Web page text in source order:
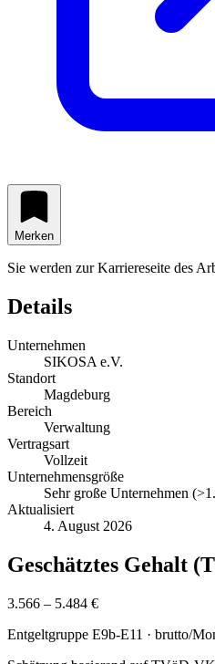
Merken
Sie werden zur Karriereseite des
Details
Unternehmen
SIKOSA e.V.
Standort
Magdeburg
Bereich
Verwaltung
Vertragsart
Vollzeit
Unternehmensgröße
Sehr große Unternehmen
Aktualisiert
4. August 2026
Geschätztes Gehalt
3.566 – 5.484 €
Entgeltgruppe E9b-E11 · brutto/